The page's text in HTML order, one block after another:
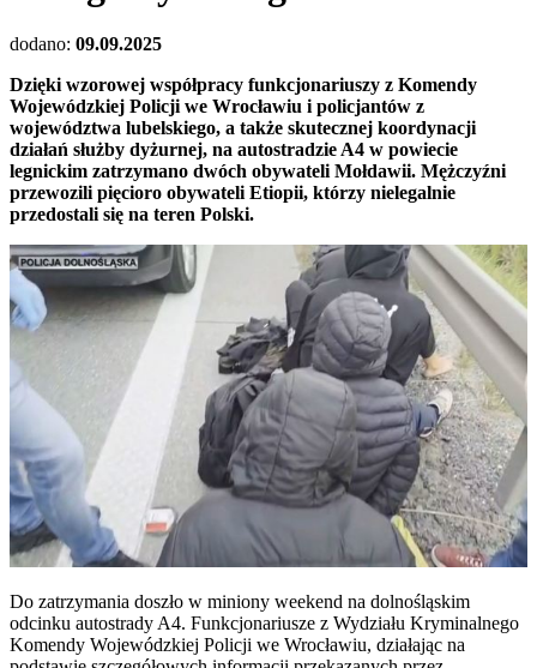
dodano: 09.09.2025
Dzięki wzorowej współpracy funkcjonariuszy z Komendy
Wojewódzkiej Policji we Wrocławiu i policjantów z
województwa lubelskiego, a także skutecznej koordynacji
działań służby dyżurnej, na autostradzie A4 w powiecie
legnickim zatrzymano dwóch obywateli Mołdawii. Mężczyźni
przewozili pięcioro obywateli Etiopii, którzy nielegalnie
przedostali się na teren Polski.
Do zatrzymania doszło w miniony weekend na dolnośląskim
odcinku autostrady A4. Funkcjonariusze z Wydziału Kryminalnego
Komendy Wojewódzkiej Policji we Wrocławiu, działając na